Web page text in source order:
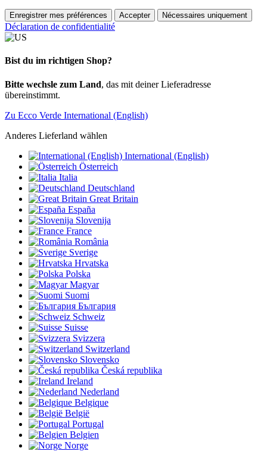
Enregistrer mes préférences Accepter Nécessaires uniquement
Déclaration de confidentialité
Bist du im richtigen Shop?
Bitte wechsle zum Land, das mit deiner Lieferadresse
übereinstimmt.
Zu Ecco Verde International (English)
Anderes Lieferland wählen
International (English)
Österreich
Italia
Deutschland
Great Britain
España
Slovenija
France
România
Sverige
Hrvatska
Polska
Magyar
Suomi
България
Schweiz
Suisse
Svizzera
Switzerland
Slovensko
Česká republika
Ireland
Nederland
Belgique
België
Portugal
Belgien
Norge